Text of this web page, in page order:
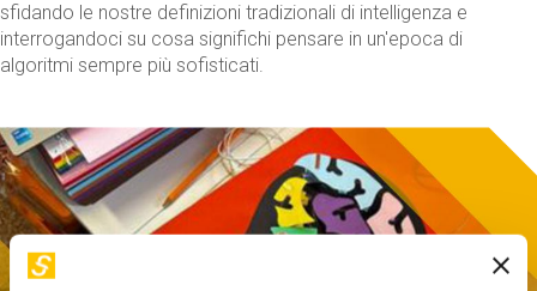
sfidando le nostre definizioni tradizionali di intelligenza e
interrogandoci su cosa significhi pensare in un'epoca di
algoritmi sempre più sofisticati.